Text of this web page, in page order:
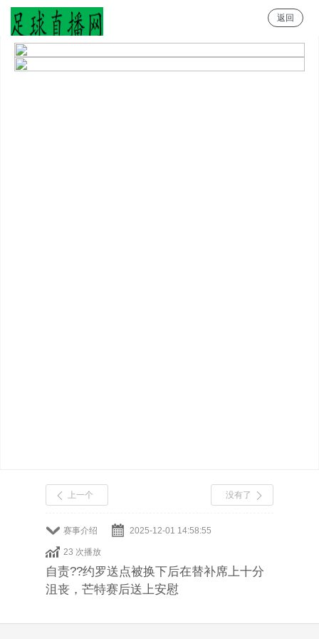
足球直播网
返回
赛事介绍 2025-12-01 14:58:55
23 次播放
上一个 没有了
自责??约罗送点被换下后在替补席上十分
沮丧，芒特赛后送上安慰